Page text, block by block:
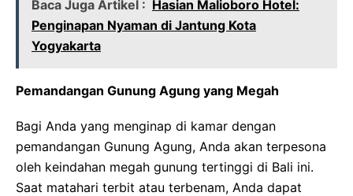
Baca Juga Artikel : Hasian Malioboro Hotel:
Penginapan Nyaman di Jantung Kota
Yogyakarta
Pemandangan Gunung Agung yang Megah
Bagi Anda yang menginap di kamar dengan
pemandangan Gunung Agung, Anda akan terpesona
oleh keindahan megah gunung tertinggi di Bali ini.
Saat matahari terbit atau terbenam, Anda dapat